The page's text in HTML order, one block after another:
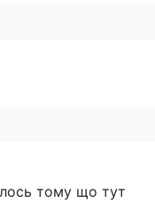
тому що тут